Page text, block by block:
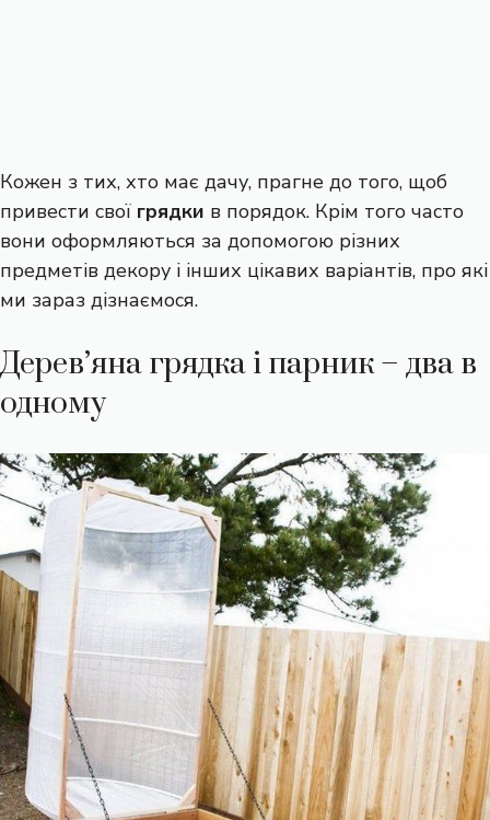
Кожен з тих, хто має дачу, прагне до того, щоб
привести свої грядки в порядок. Крім того часто
вони оформляються за допомогою різних
предметів декору і інших цікавих варіантів, про які
ми зараз дізнаємося.
Дерев’яна грядка і парник – два в
одному